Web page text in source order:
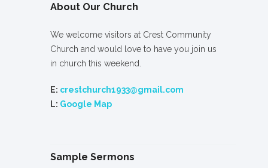
About Our Church
We welcome visitors at Crest Community
Church and would love to have you join us
in church this weekend.
E: crestchurch1933@gmail.com
L: Google Map
Sample Sermons